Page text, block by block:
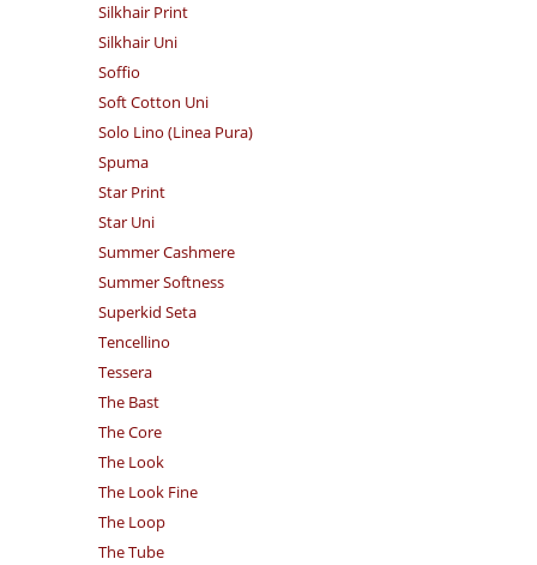
Silkhair Print
Silkhair Uni
Soffio
Soft Cotton Uni
Solo Lino (Linea Pura)
Spuma
Star Print
Star Uni
Summer Cashmere
Summer Softness
Superkid Seta
Tencellino
Tessera
The Bast
The Core
The Look
The Look Fine
The Loop
The Tube